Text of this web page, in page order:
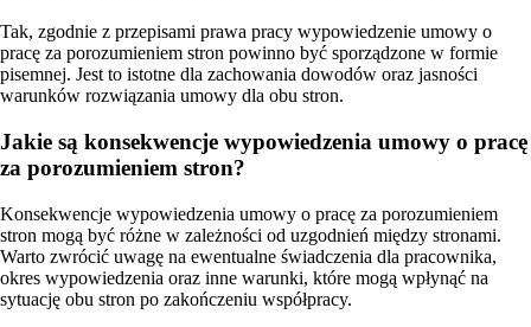
Tak, zgodnie z przepisami prawa pracy wypowiedzenie umowy o
pracę za porozumieniem stron powinno być sporządzone w formie
pisemnej. Jest to istotne dla zachowania dowodów oraz jasności
warunków rozwiązania umowy dla obu stron.
Jakie są konsekwencje wypowiedzenia umowy o pracę
za porozumieniem stron?
Konsekwencje wypowiedzenia umowy o pracę za porozumieniem
stron mogą być różne w zależności od uzgodnień między stronami.
Warto zwrócić uwagę na ewentualne świadczenia dla pracownika,
okres wypowiedzenia oraz inne warunki, które mogą wpłynąć na
sytuację obu stron po zakończeniu współpracy.